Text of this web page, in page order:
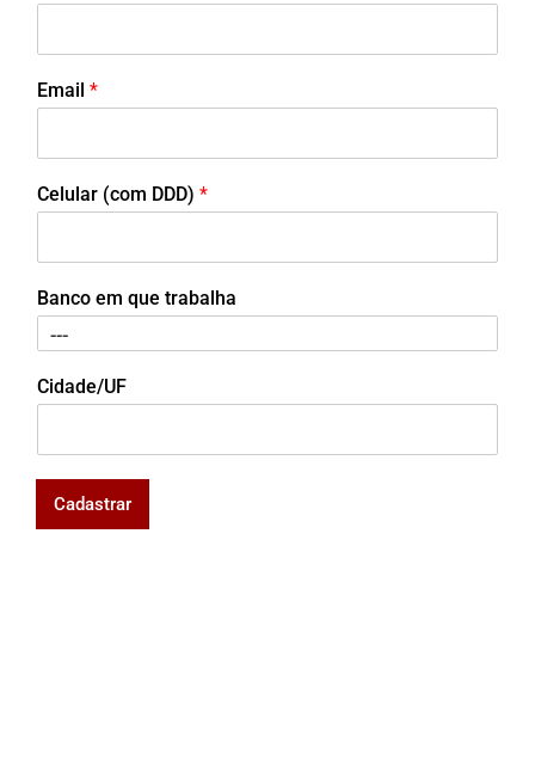
Email *
Celular (com DDD) *
Banco em que trabalha
Cidade/UF
Cadastrar